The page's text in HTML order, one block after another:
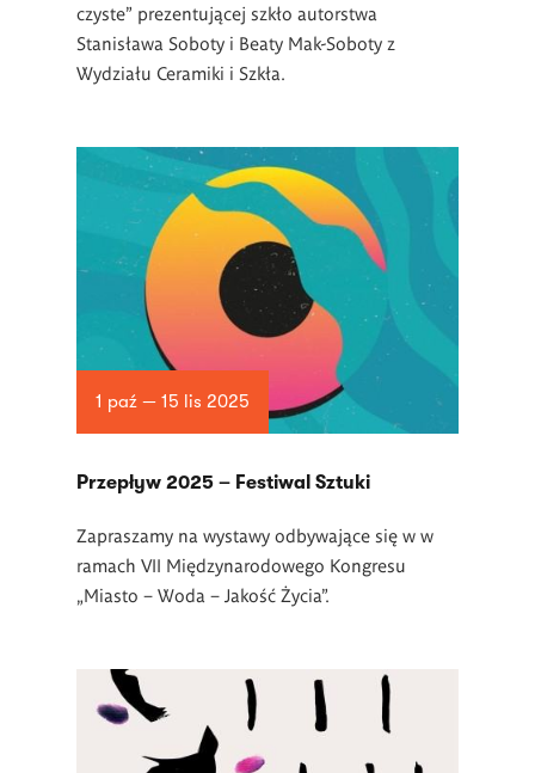
czyste” prezentującej szkło autorstwa
Stanisława Soboty i Beaty Mak-Soboty z
Wydziału Ceramiki i Szkła.
1 paź — 15 lis 2025
Przepływ 2025 – Festiwal Sztuki
Zapraszamy na wystawy odbywające się w w
ramach VII Międzynarodowego Kongresu
„Miasto – Woda – Jakość Życia”.